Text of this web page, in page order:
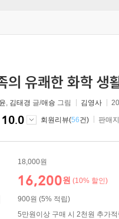
의 유쾌한 화학 생
, 김태경 글/애슝 그림 김영사
10.0 회원리뷰(56건) 판매
18,000원
16,200원 (10% 할인)
900원 (5% 적립)
5만원이상 구매 시 2천원 추가적